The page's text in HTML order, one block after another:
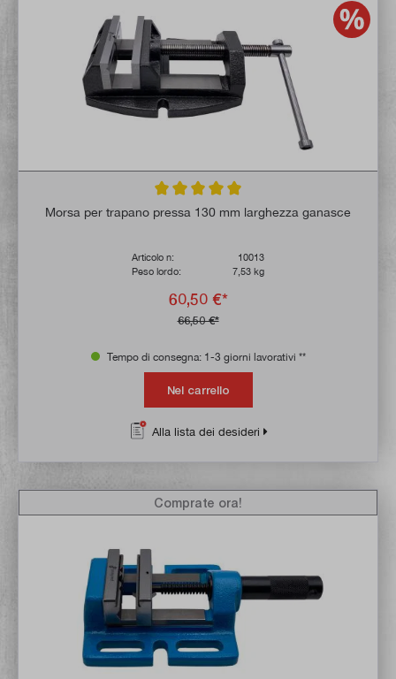
Valutazione media di 5 su 5 stelle
Morsa per trapano pressa 130 mm larghezza ganasce
Articolo n:
10013
Peso lordo:
7,53 kg
60,50 €*
66,50 €*
Tempo di consegna: 1-3 giorni lavorativi **
Nel carrello
Alla lista dei desideri
Comprate ora!